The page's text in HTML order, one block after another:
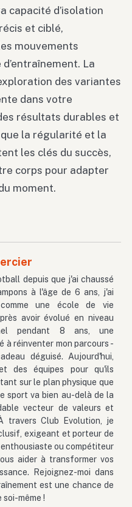
capacité d’isolation
et ciblé,
mouvements
La
des variantes
dans votre
résultats durables et
la régularité et la
les clés du succès,
corps pour adapter
moment.
depuis que j'ai chaussé
à l'âge de 6 ans, j'ai
une école de vie
avoir évolué en niveau
pendant 8 ans, une
à réinventer mon parcours -
déguisé. Aujourd'hui,
des équipes pour qu'ils
sur le plan physique que
sport va bien au-delà de la
vecteur de valeurs et
travers Club Evolution, je
exigeant et porteur de
ou compétiteur
aider à transformer vos
Rejoignez-moi dans
est une chance de
soi-même !